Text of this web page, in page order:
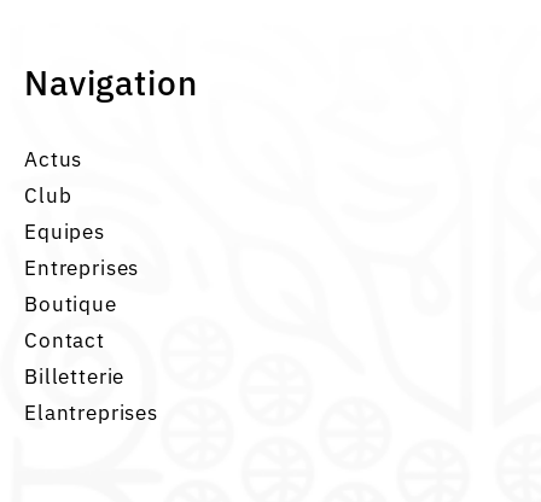
Navigation
Actus
Club
Equipes
Entreprises
Boutique
Contact
Billetterie
Elantreprises